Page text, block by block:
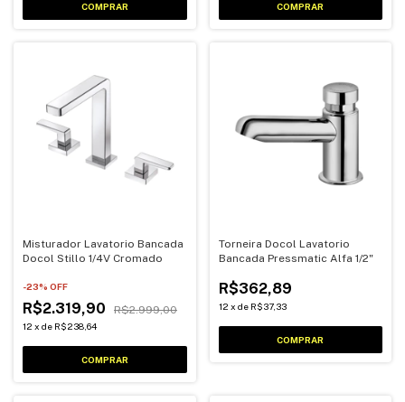
Misturador Lavatorio Bancada
Docol Stillo 1/4V Cromado
-23% OFF
R$2.319,90 R$2.999,00
12 x de R$238,64
Torneira Docol Lavatorio
Bancada Pressmatic Alfa 1/2"
R$362,89
12 x de R$37,33